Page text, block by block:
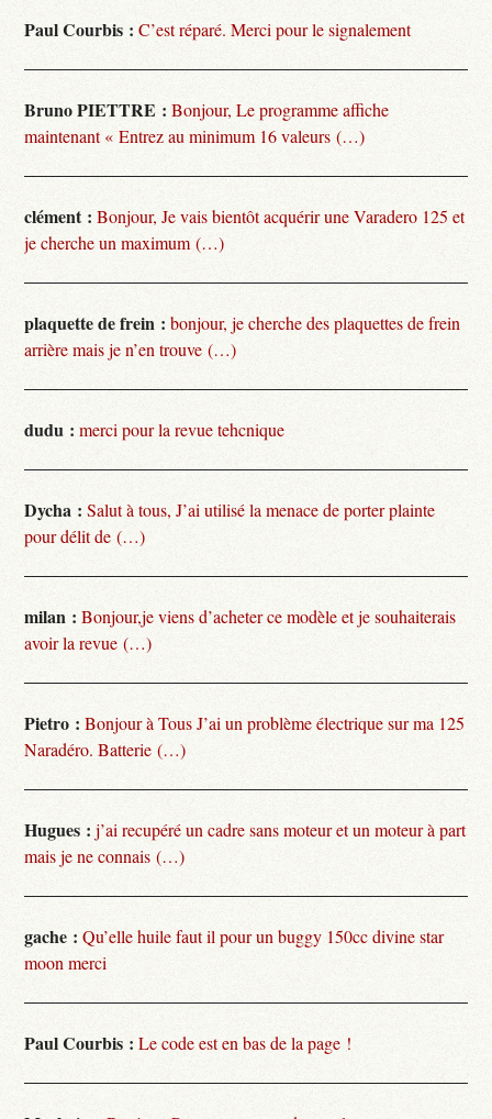
Paul Courbis : C’est réparé. Merci pour le signalement
Bruno PIETTRE : Bonjour, Le programme affiche
maintenant « Entrez au minimum 16 valeurs (…)
clément : Bonjour, Je vais bientôt acquérir une Varadero 125 et
je cherche un maximum (…)
plaquette de frein : bonjour, je cherche des plaquettes de frein
arrière mais je n’en trouve (…)
dudu : merci pour la revue tehcnique
Dycha : Salut à tous, J’ai utilisé la menace de porter plainte
pour délit de (…)
milan : Bonjour,je viens d’acheter ce modèle et je souhaiterais
avoir la revue (…)
Pietro : Bonjour à Tous J’ai un problème électrique sur ma 125
Naradéro. Batterie (…)
Hugues : j’ai recupéré un cadre sans moteur et un moteur à part
mais je ne connais (…)
gache : Qu’elle huile faut il pour un buggy 150cc divine star
moon merci
Paul Courbis : Le code est en bas de la page !